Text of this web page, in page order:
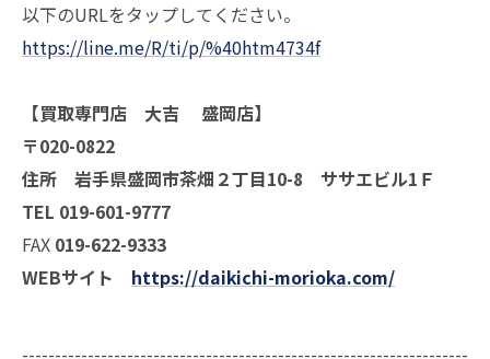
以下のURLをタップしてください。
https://line.me/R/ti/p/%40htm4734f
【買取専門店 大吉 盛岡店】
〒020-0822
住所 岩手県盛岡市茶畑２丁目10-8 ササエビル1Ｆ
TEL 019-601-9777
FAX 019-622-9333
WEBサイト https://daikichi-morioka.com/